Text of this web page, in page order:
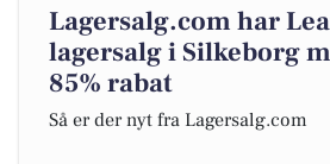
Lagersalg.com har
lagersalg i Silkeborg
85% rabat
Så er der nyt fra Lagersalg.com